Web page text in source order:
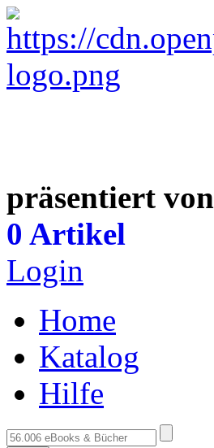
präsentiert von
0 Artikel
Login
Home
Katalog
Hilfe